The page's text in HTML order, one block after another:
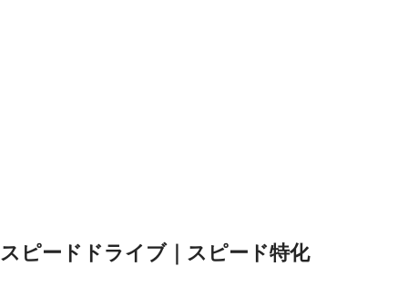
スピードドライブ｜スピード特化